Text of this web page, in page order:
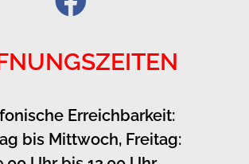
Erreichbarkeit:
bis Mittwoch, Freitag: